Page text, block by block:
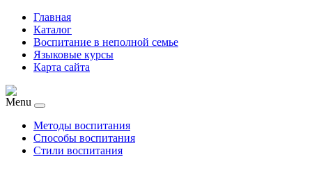
Главная
Каталог
Воспитание в неполной семье
Языковые курсы
Карта сайта
Menu
Методы воспитания
Способы воспитания
Стили воспитания